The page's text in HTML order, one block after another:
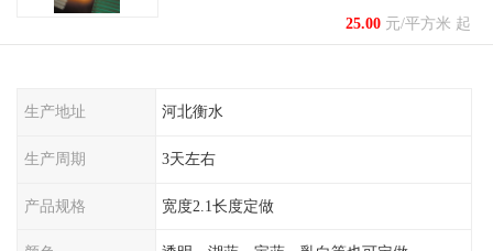
25.00元/平方米 起
生产地址 河北衡水
生产周期 3天左右
产品规格 宽度2.1长度定做